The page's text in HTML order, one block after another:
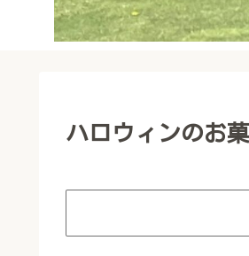
ハロウィンのお